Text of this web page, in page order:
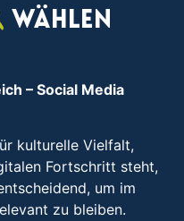
wählen
– Social Media
kulturelle Vielfalt,
Fortschritt steht,
um im
zu bleiben.